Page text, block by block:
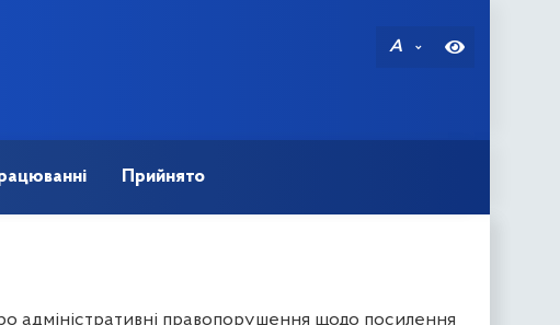
A
Прийнято
адміністративні правопорушення щодо посилення